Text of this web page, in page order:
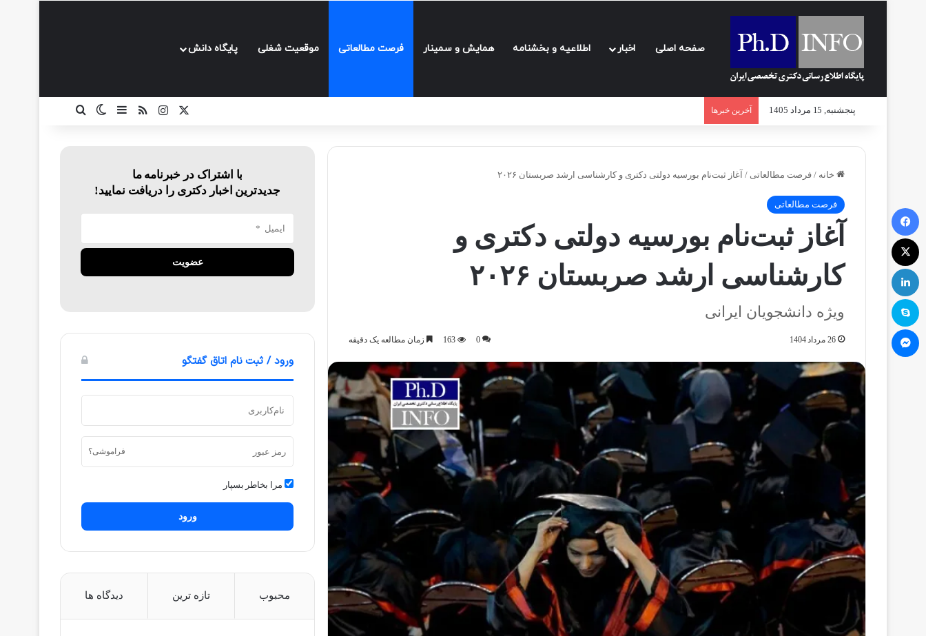
صفحه اصلی اخبار اطلاعیه و بخشنامه‌ همایش و سمینار فرصت مطالعاتی موقعیت شغلی پایگاه دانش
پنجشنبه, 15 مرداد 1405 آخرین خبرها ایکساینستاگرام
خوراکسایدبارتغییر پوسته
خانه / فرصت مطالعاتی / آغاز ثبت‌نام بورسیه دولتی دکتری و کارشناسی ارشد صربستان ۲۰۲۶
فرصت مطالعاتی
آغاز ثبت‌نام بورسیه دولتی دکتری و
کارشناسی ارشد صربستان ۲۰۲۶
ویژه دانشجویان ایرانی
26 مرداد 1404 0
163 زمان مطالعه یک دقیقه
با اشتراک در خبرنامه ما
جدیدترین اخبار دکتری را دریافت نمایید!
ورود / ثبت نام اتاق گفتگو
فراموشی؟
مرا بخاطر بسپار
ورود
محبوب تازه ترین دیدگاه ها